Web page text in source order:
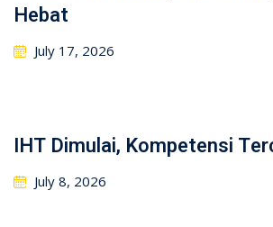
Hebat
July 17, 2026
IHT Dimulai, Kompetensi
July 8, 2026